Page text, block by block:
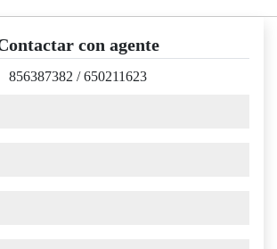
con agente
856387382 /650211623